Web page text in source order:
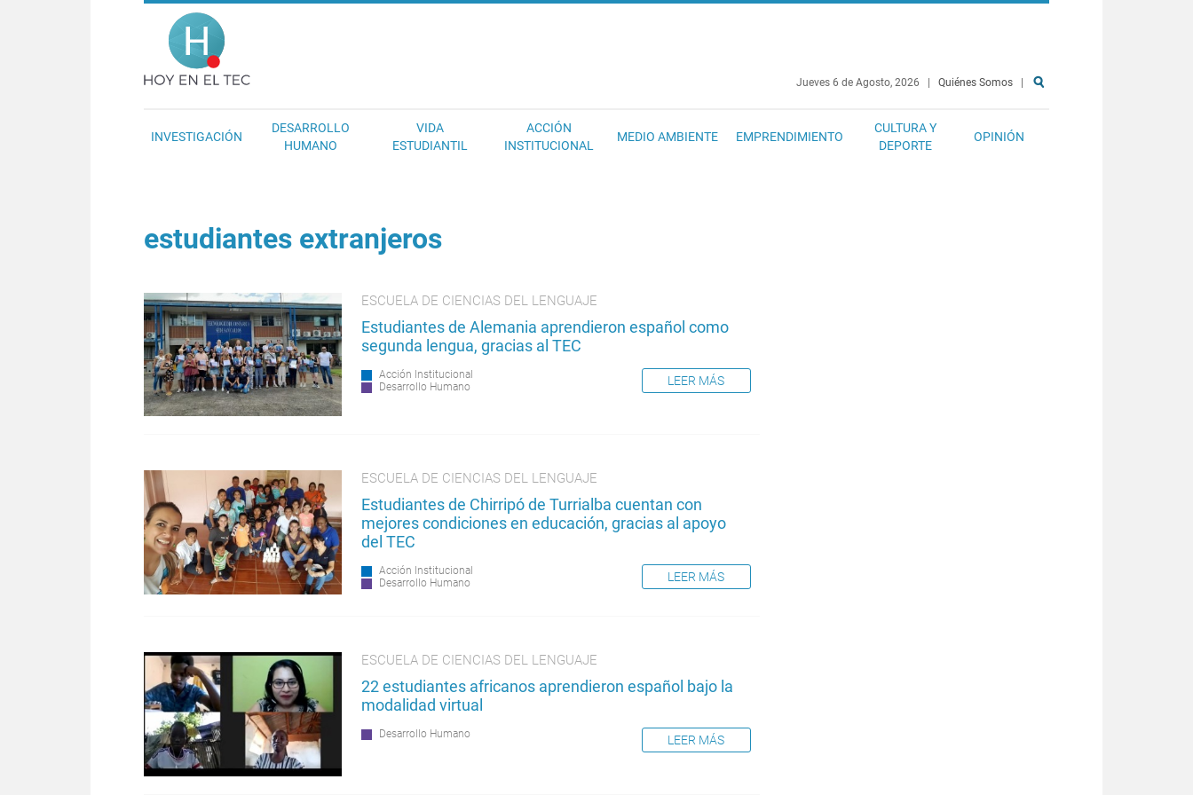
Pasar al contenido principal
Jueves 6 de Agosto, 2026 Quiénes Somos
INVESTIGACIÓN
DESARROLLO
HUMANO
VIDA
ESTUDIANTIL
ACCIÓN
INSTITUCIONAL
MEDIO AMBIENTE EMPRENDIMIENTO
CULTURA Y
DEPORTE
OPINIÓN
estudiantes extranjeros
ESCUELA DE CIENCIAS DEL LENGUAJE
Estudiantes de Alemania aprendieron español como
segunda lengua, gracias al TEC
Acción Institucional
Desarrollo Humano
LEER MÁS
ESCUELA DE CIENCIAS DEL LENGUAJE
Estudiantes de Chirripó de Turrialba cuentan con
mejores condiciones en educación, gracias al apoyo
del TEC
Acción Institucional
Desarrollo Humano
LEER MÁS
ESCUELA DE CIENCIAS DEL LENGUAJE
22 estudiantes africanos aprendieron español bajo la
modalidad virtual
Desarrollo Humano LEER MÁS